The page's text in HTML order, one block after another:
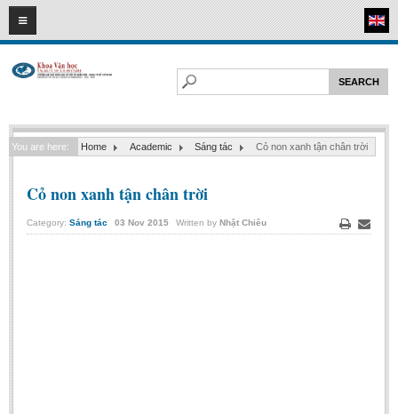
08 2026
HOME
Faculty of Literature
Departments
Department of Foreign Literatures and Comparative Literature
You are here: Home Academic Sáng tác Cỏ non xanh tận chân trời
Cỏ non xanh tận chân trời
PrintEmail
Category: Sáng tác 03 Nov 2015 Written by Nhật Chiêu